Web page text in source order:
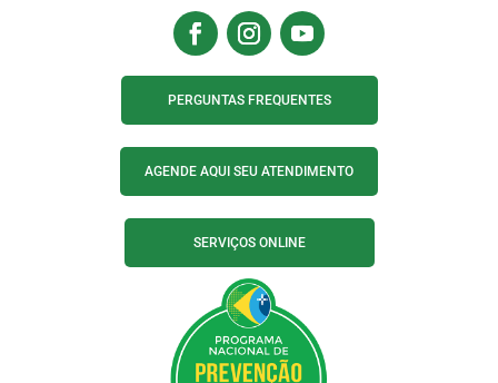
PERGUNTAS FREQUENTES
AGENDE AQUI SEU ATENDIMENTO
SERVIÇOS ONLINE